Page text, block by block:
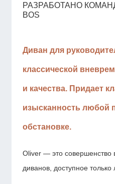
РАЗРАБОТАНО
BOS
Диван для
классической
и качества. Придает
изысканность любой
обстановке.
Oliver — это совершенство
диванов, доступное